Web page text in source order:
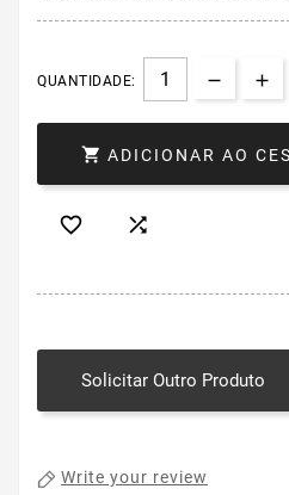
QUANTIDADE:
 ADICIONAR AO
 
Solicitar Outro Produto
Write your review